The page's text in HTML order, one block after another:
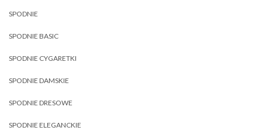
SPODNIE
SPODNIE BASIC
SPODNIE CYGARETKI
SPODNIE DAMSKIE
SPODNIE DRESOWE
SPODNIE ELEGANCKIE